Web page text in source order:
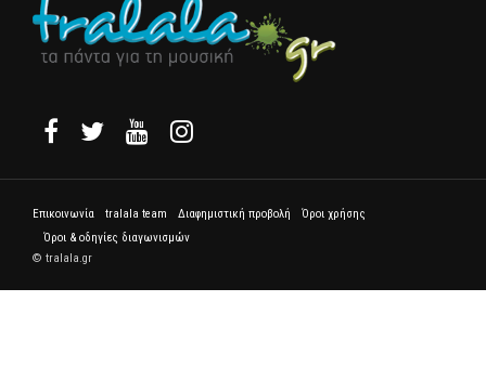
Επικοινωνία tralala team Διαφημιστική προβολή
Όροι χρήσης
Όροι & οδηγίες διαγωνισμών
© tralala.gr